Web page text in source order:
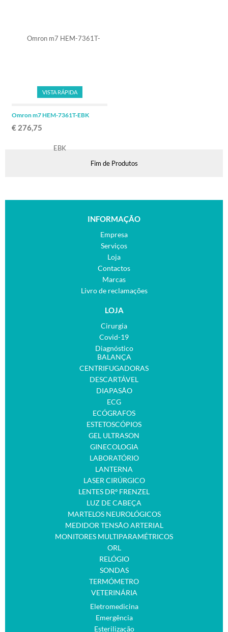
Omron m7 HEM-7361T-EBK
€ 276,75
VISTA RÁPIDA
Fim de Produtos
INFORMAÇÃO
Empresa
Serviços
Loja
Contactos
Marcas
Livro de reclamações
LOJA
Cirurgia
Covid-19
Diagnóstico
BALANÇA
CENTRIFUGADORAS
DESCARTÁVEL
DIAPASÃO
ECG
ECÓGRAFOS
ESTETOSCÓPIOS
GEL ULTRASON
GINECOLOGIA
LABORATÓRIO
LANTERNA
LASER CIRÚRGICO
LENTES DRº FRENZEL
LUZ DE CABEÇA
MARTELOS NEUROLÓGICOS
MEDIDOR TENSÃO ARTERIAL
MONITORES MULTIPARAMÉTRICOS
ORL
RELÓGIO
SONDAS
TERMÓMETRO
VETERINÁRIA
Eletromedicina
Emergência
Esterilização